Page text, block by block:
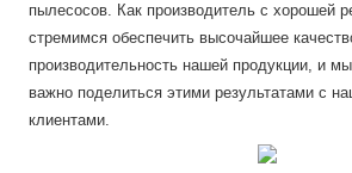
пылесосов. Как производитель с хорошей
стремимся обеспечить высочайшее
производительность нашей продукции, и
важно поделиться этими результатами с
клиентами.